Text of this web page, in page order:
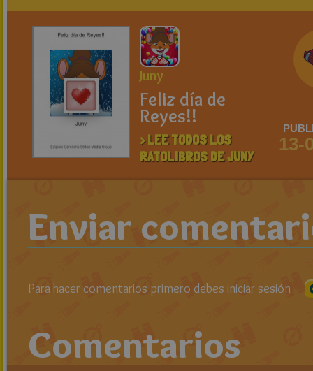
Juny
Feliz día de
Reyes!!
> LEE TODOS LOS
RATOLIBROS DE JUNY
13-
Enviar
Para hacer comentarios primero debes iniciar sesión
Comentarios